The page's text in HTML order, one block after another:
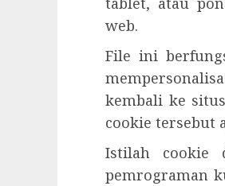
web.
File ini
kembali ke
cookie tersebut
Istilah cookie
pemrograman